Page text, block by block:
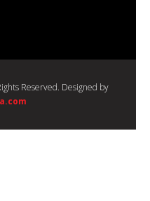
Reserved. Designed by